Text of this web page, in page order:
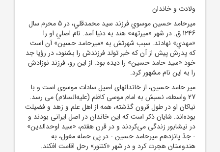
ولادت و خاندان
ميرحامد حسين موسوي فرزند سيد محمدقلي، در 5 محرم سال
1246 ق. در شهر «ميرتهه» هند به دنيا آمد. نام اصلي او را
«مهدي» نهادند. سبب شهرتش به «ميرحامد حسين» آن است
که پدرش پيش از آن که خبر تولد فرزندش را بشنود، در رؤيا جد
خود «سيد حامد حسين» را ديده بود. از اين رو، فرزند نوزادش
را به اين نام مشهور کرد.
مير حامد حسين، از خاندانهاى اصيل سادات موسوى است و با
27 واسطه، نسبش به امام موسى کاظم (عليه‌السلام) مى رسد.
نياکان او در طول قرون گذشته، همه از اهل علم و زهد و فضيلت
بوده‌اند. شايان ذکر است که اين خاندان در اصل ايرانى بودند و
در نيشابور زندگى مى‌کردند و در قرن هفتم، «سيد اوحدالدين»
- جدّ پانزدهم ميرحامد حسين - در پى حمله مغول، به
هندوستان هجرت کرد و در شهر «کنتور» رحل اقامت افکند.